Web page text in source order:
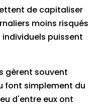
de capitaliser
moins risqués
puissent
gèrent souvent
font simplement du
d'entre eux ont